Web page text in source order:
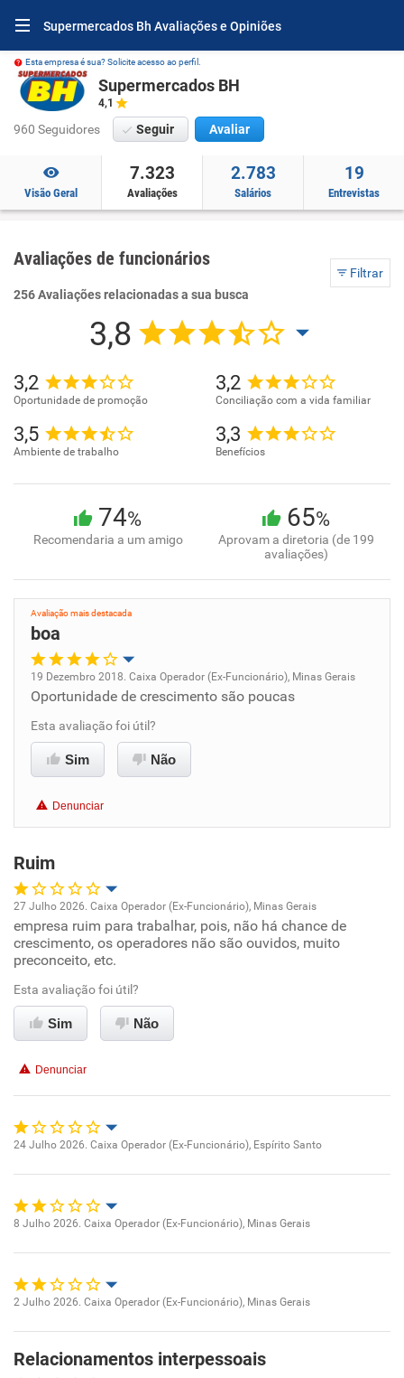
Supermercados Bh Avaliações e Opiniões
Esta empresa é sua? Solicite acesso ao perfil.
Supermercados BH
4,1
960 Seguidores Seguir Avaliar
Visão Geral
7.323
Avaliações
2.783
Salários
19
Entrevistas
Avaliações de funcionários
Filtrar
256 Avaliações relacionadas a sua busca
3,8
3,2
Oportunidade de promoção
3,2
Conciliação com a vida familiar
3,5
Ambiente de trabalho
3,3
Benefícios
74%
Recomendaria a um amigo
65%
Aprovam a diretoria (de 199
avaliações)
Avaliação mais destacada
boa
Oportunidade de promoção
Ambiente de trabalho
Benefícios
Recomenda esta empresa
19 Dezembro 2018. Caixa Operador (Ex-Funcionário), Minas Gerais
Oportunidade de crescimento são poucas
Esta avaliação foi útil?
Sim Não
Denunciar
Ruim
Oportunidade de promoção
Ambiente de trabalho
Conciliação com a vida familiar
27 Julho 2026. Caixa Operador (Ex-Funcionário), Minas Gerais
empresa ruim para trabalhar, pois, não há chance de
crescimento, os operadores não são ouvidos, muito
preconceito, etc.
Esta avaliação foi útil?
Sim Não
Denunciar
Ambiente de trabalho
Conciliação com a vida familiar
Benefícios
Não recomenda a diretoria
24 Julho 2026. Caixa Operador (Ex-Funcionário), Espírito Santo
Ambiente de trabalho
Conciliação com a vida familiar
8 Julho 2026. Caixa Operador (Ex-Funcionário), Minas Gerais
Ambiente de trabalho
2 Julho 2026. Caixa Operador (Ex-Funcionário), Minas Gerais
Relacionamentos interpessoais